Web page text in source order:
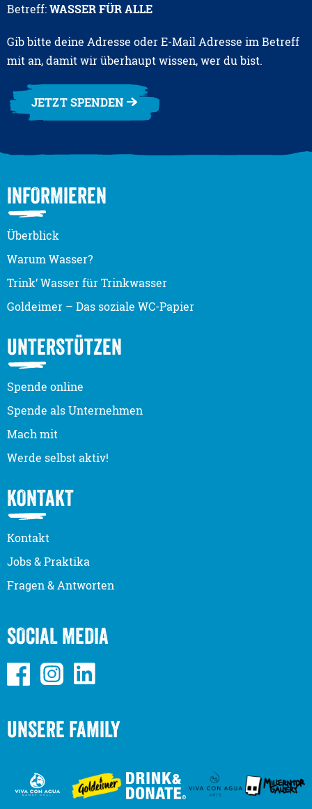
Betreff:WASSER FÜR ALLE
Gib bitte deine Adresse oder E-Mail Adresse im Betreff
mit an, damit wir überhaupt wissen, wer du bist.
JETZT SPENDEN
INFORMIEREN
Überblick
Warum Wasser?
Trink‘ Wasser für Trinkwasser
Goldeimer – Das soziale WC-Papier
UNTERSTÜTZEN
Spende online
Spende als Unternehmen
Mach mit
Werde selbst aktiv!
KONTAKT
Kontakt
Jobs & Praktika
Fragen & Antworten
SOCIAL MEDIA
UNSERE FAMILY